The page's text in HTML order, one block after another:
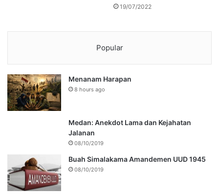
19/07/2022
Popular
Menanam Harapan
8 hours ago
Medan: Anekdot Lama dan Kejahatan
Jalanan
08/10/2019
Buah Simalakama Amandemen UUD 1945
08/10/2019